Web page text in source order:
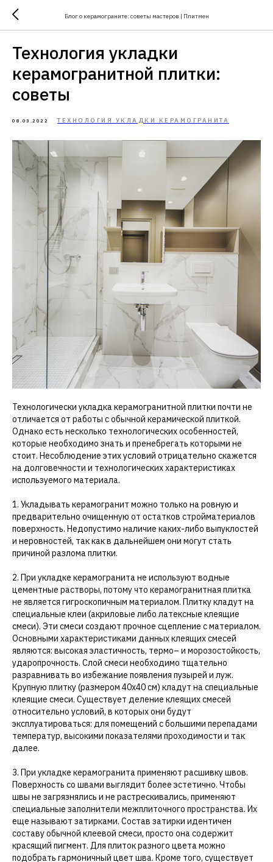
Блог о керамограните: советы мастеров | Плитмен
Технология укладки
керамогранитной плитки:
советы
08.03.2022 ТЕХНОЛОГИЯ УКЛАДКИ КЕРАМОГРАНИТА
Технологически укладка керамогранитной плитки почти не
отличается от работы с обычной керамической плиткой.
Однако есть несколько технологических особенностей,
которые необходимо знать и пренебрегать которыми не
стоит. Несоблюдение этих условий отрицательно скажется
на долговечности и технологических характеристиках
используемого материала.
1. Укладывать керамогранит можно только на ровную и
предварительно очищенную от остатков стройматериалов
поверхность. Недопустимо наличие каких-либо выпуклостей
и неровностей, так как в дальнейшем они могут стать
причиной разлома плитки.
2. При укладке керамогранита не используют водные
цементные растворы, потому что керамогранитная плитка
не является гигроскопичным материалом. Плитку кладут на
специальные клеи (акриловые либо латексные клеящие
смеси). Эти смеси создают прочное сцепление с материалом.
Основными характеристиками данных клеящих смесей
являются: высокая эластичность, термо– и морозостойкость,
ударопрочность. Слой смеси необходимо тщательно
разравнивать во избежание появления пузырей и луж.
Крупную плитку (размером 40х40 см) кладут на специальные
клеящие смеси. Существует деление клеящих смесей
относительно условий, в которых они будут
эксплуатироваться: для помещений с большими перепадами
температур, высокими показателями проходимости и так
далее.
3. При укладке керамогранита применяют расшивку швов.
Поверхность со швами выглядит более эстетично. Чтобы
швы не загрязнялись и не растрескивались, применяют
специальные заполнители межплиточного пространства. Их
еще называют затирками. Состав затирки идентичен
составу обычной клеевой смеси, просто она содержит
красящий пигмент. Для плиток разного цвета можно
подобрать гармоничный цвет шва. Кроме того, существует